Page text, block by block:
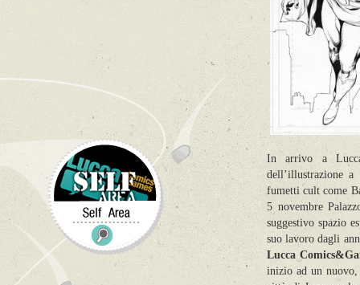
In arrivo a
dell’illustrazione
fumetti cult come
5 novembre
suggestivo spazio
suo lavoro dagli
Lucca
inizio ad un